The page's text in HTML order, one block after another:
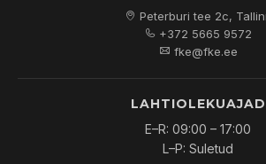
Peterburi tee 2c,
+372 5665 9572
fke@fke.ee
LAHTIOLEKUAJAD
E–R: 09:00 – 17:00
L–P: Suletud